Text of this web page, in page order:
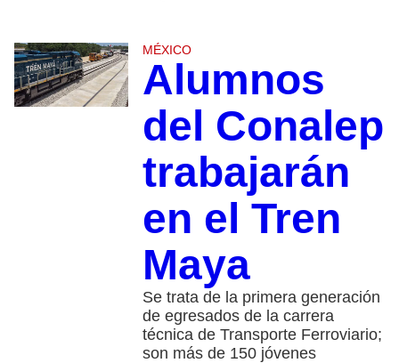
MÉXICO
Alumnos
del Conalep
trabajarán
en el Tren
Maya
Se trata de la primera generación
de egresados de la carrera
técnica de Transporte Ferroviario;
son más de 150 jóvenes